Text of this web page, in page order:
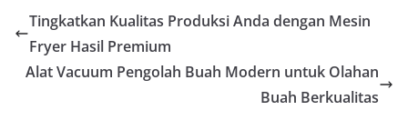
Tingkatkan Kualitas Produksi Anda dengan Mesin
Fryer Hasil Premium
Alat Vacuum Pengolah Buah Modern untuk Olahan
Buah Berkualitas